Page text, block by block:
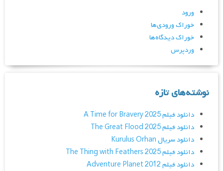
ورود
خوراک ورودی‌ها
خوراک دیدگاه‌ها
وردپرس
نوشته‌های تازه
دانلود فیلم A Time for Bravery 2025
دانلود فیلم The Great Flood 2025
دانلود سریال Kurulus Orhan
دانلود فیلم The Thing with Feathers 2025
دانلود فیلم Adventure Planet 2012